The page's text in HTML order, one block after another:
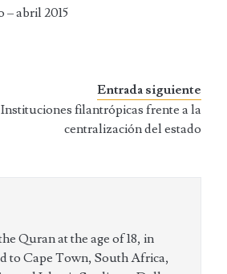
abril 2015
Entrada siguiente
Instituciones filantrópicas frente a la
centralización del estado
Quran at the age of 18, in
to Cape Town, South Africa,